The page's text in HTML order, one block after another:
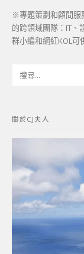
※專題策劃和顧問服
的跨領域團隊：IT、
群小編和網紅KOL可
字:
關於CJ夫人